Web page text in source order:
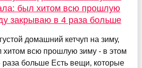
был хитом всю прошлую
закрываю в 4 раза больше
домашний кетчуп на зиму,
хитом всю прошлую зиму - в этом
раза больше Есть вещи, которые